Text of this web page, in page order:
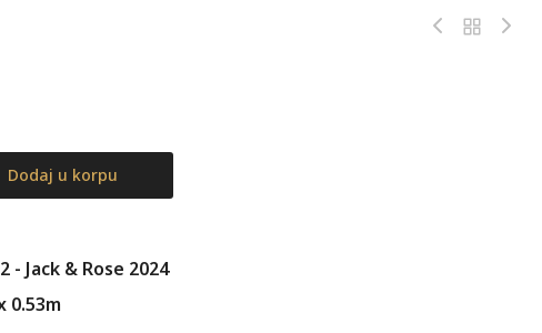
Dodaj u korpu
- Jack & Rose 2024
0.53m